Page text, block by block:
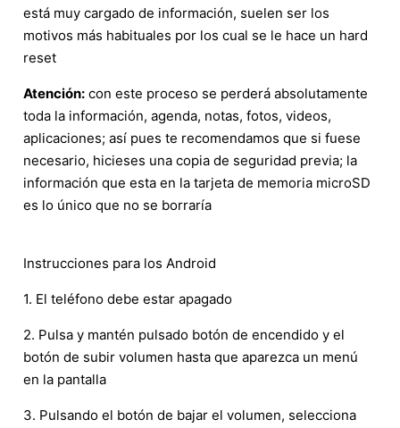
está muy cargado de información, suelen ser los
motivos más habituales por los cual se le hace un hard
reset
Atención: con este proceso se perderá absolutamente
toda la información, agenda, notas, fotos, videos,
aplicaciones; así pues te recomendamos que si fuese
necesario, hicieses una copia de seguridad previa; la
información que esta en la tarjeta de memoria microSD
es lo único que no se borraría
Instrucciones para los Android
1. El teléfono debe estar apagado
2. Pulsa y mantén pulsado botón de encendido y el
botón de subir volumen hasta que aparezca un menú
en la pantalla
3. Pulsando el botón de bajar el volumen, selecciona